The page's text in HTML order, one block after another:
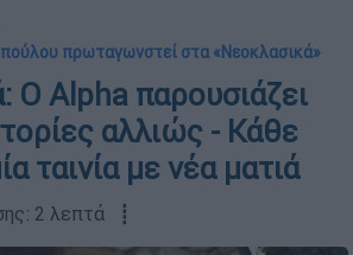
πρωταγωνστεί στα «Νεοκλασικά»
Ο Alpha παρουσιάζει
αλλιώς - Κάθε
ταινία με νέα ματιά
2 λεπτά ┋